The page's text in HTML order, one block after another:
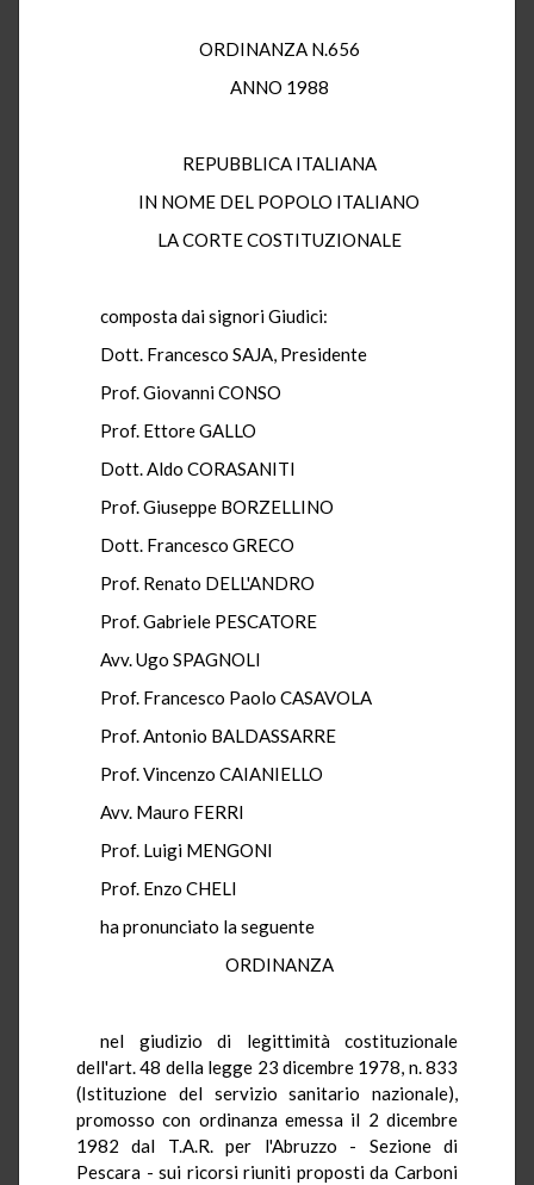
ORDINANZA N.656
ANNO 1988
REPUBBLICA ITALIANA
IN NOME DEL POPOLO ITALIANO
LA CORTE COSTITUZIONALE
composta dai signori Giudici:
Dott. Francesco SAJA, Presidente
Prof. Giovanni CONSO
Prof. Ettore GALLO
Dott. Aldo CORASANITI
Prof. Giuseppe BORZELLINO
Dott. Francesco GRECO
Prof. Renato DELL'ANDRO
Prof. Gabriele PESCATORE
Avv. Ugo SPAGNOLI
Prof. Francesco Paolo CASAVOLA
Prof. Antonio BALDASSARRE
Prof. Vincenzo CAIANIELLO
Avv. Mauro FERRI
Prof. Luigi MENGONI
Prof. Enzo CHELI
ha pronunciato la seguente
ORDINANZA
nel giudizio di legittimità costituzionale
dell'art. 48 della legge 23 dicembre 1978, n. 833
(Istituzione del servizio sanitario nazionale),
promosso con ordinanza emessa il 2 dicembre
1982 dal T.A.R. per l'Abruzzo - Sezione di
Pescara - sui ricorsi riuniti proposti da Carboni